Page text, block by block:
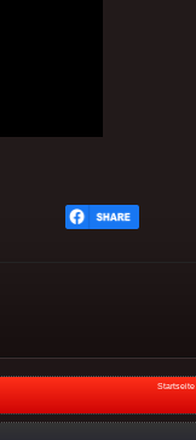
Startseite